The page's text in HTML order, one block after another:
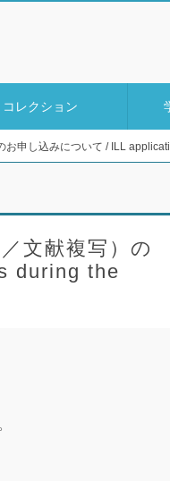
コレクション
お申し込みについて / ILL
文献複写）の
during the